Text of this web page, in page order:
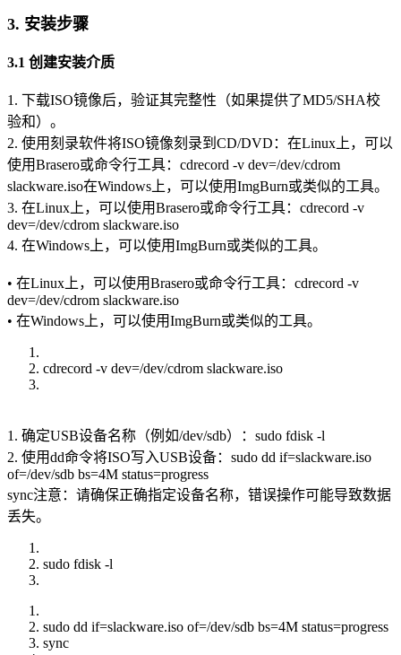
3. 安装步骤
3.1 创建安装介质
1. 下载ISO镜像后，验证其完整性（如果提供了MD5/SHA校
验和）。
2. 使用刻录软件将ISO镜像刻录到CD/DVD：在Linux上，可以
使用Brasero或命令行工具：cdrecord -v dev=/dev/cdrom
slackware.iso在Windows上，可以使用ImgBurn或类似的工具。
3. 在Linux上，可以使用Brasero或命令行工具：cdrecord -v
dev=/dev/cdrom slackware.iso
4. 在Windows上，可以使用ImgBurn或类似的工具。
• 在Linux上，可以使用Brasero或命令行工具：cdrecord -v
dev=/dev/cdrom slackware.iso
• 在Windows上，可以使用ImgBurn或类似的工具。
cdrecord -v dev=/dev/cdrom slackware.iso
1. 确定USB设备名称（例如/dev/sdb）：sudo fdisk -l
2. 使用dd命令将ISO写入USB设备：sudo dd if=slackware.iso
of=/dev/sdb bs=4M status=progress
sync注意：请确保正确指定设备名称，错误操作可能导致数据
丢失。
sudo fdisk -l
sudo dd if=slackware.iso of=/dev/sdb bs=4M status=progress
sync